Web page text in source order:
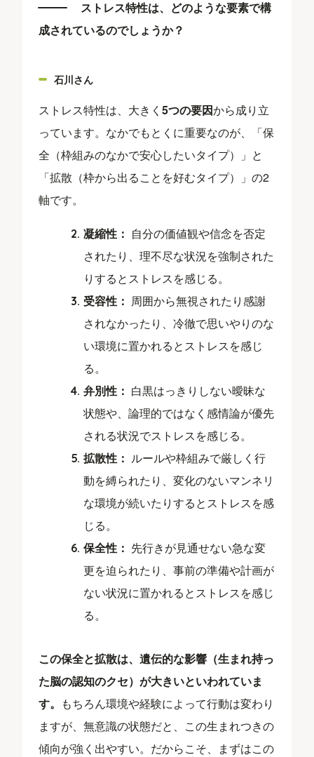
ストレス特性は、どのような要素で構
成されているのでしょうか？
石川さん
ストレス特性は、大きく5つの要因から成り立
っています。なかでもとくに重要なのが、「保
全（枠組みのなかで安心したいタイプ）」と
「拡散（枠から出ることを好むタイプ）」の2
軸です。
凝縮性： 自分の価値観や信念を否定
されたり、理不尽な状況を強制された
りするとストレスを感じる。
受容性： 周囲から無視されたり感謝
されなかったり、冷徹で思いやりのな
い環境に置かれるとストレスを感じ
る。
弁別性： 白黒はっきりしない曖昧な
状態や、論理的ではなく感情論が優先
される状況でストレスを感じる。
拡散性： ルールや枠組みで厳しく行
動を縛られたり、変化のないマンネリ
な環境が続いたりするとストレスを感
じる。
保全性： 先行きが見通せない急な変
更を迫られたり、事前の準備や計画が
ない状況に置かれるとストレスを感じ
る。
この保全と拡散は、遺伝的な影響（生まれ持っ
た脳の認知のクセ）が大きいといわれていま
す。 もちろん環境や経験によって行動は変わり
ますが、無意識の状態だと、この生まれつきの
傾向が強く出やすい。だからこそ、まずはこの